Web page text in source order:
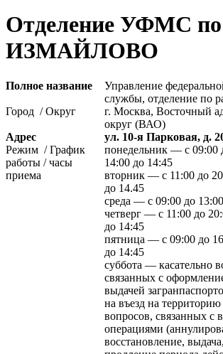
Отделение УФМС по
ИЗМАЙЛОВО
Полное название
Управление
службы, отделение по
Город / Округ
г. Москва, Восточный
округ (ВАО)
Адрес
ул. 10-я Парковая, д.
Режим / График
работы / часы
приема
понедельник — с 09:00
14:00 до 14:45
вторник — с 11:00 до
до 14.45
среда — с 09:00 до 13:00
четверг — с 11:00 до
до 14:45
пятница — с 09:00 до
до 14:45
суббота — касательно
связанных с
выдачей
на въезд на
вопросов, связанных с
операциями
восстановление,